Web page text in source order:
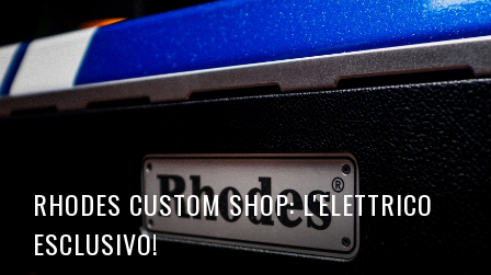
RHODES CUSTOM SHOP: L'ELETTRICO
ESCLUSIVO!